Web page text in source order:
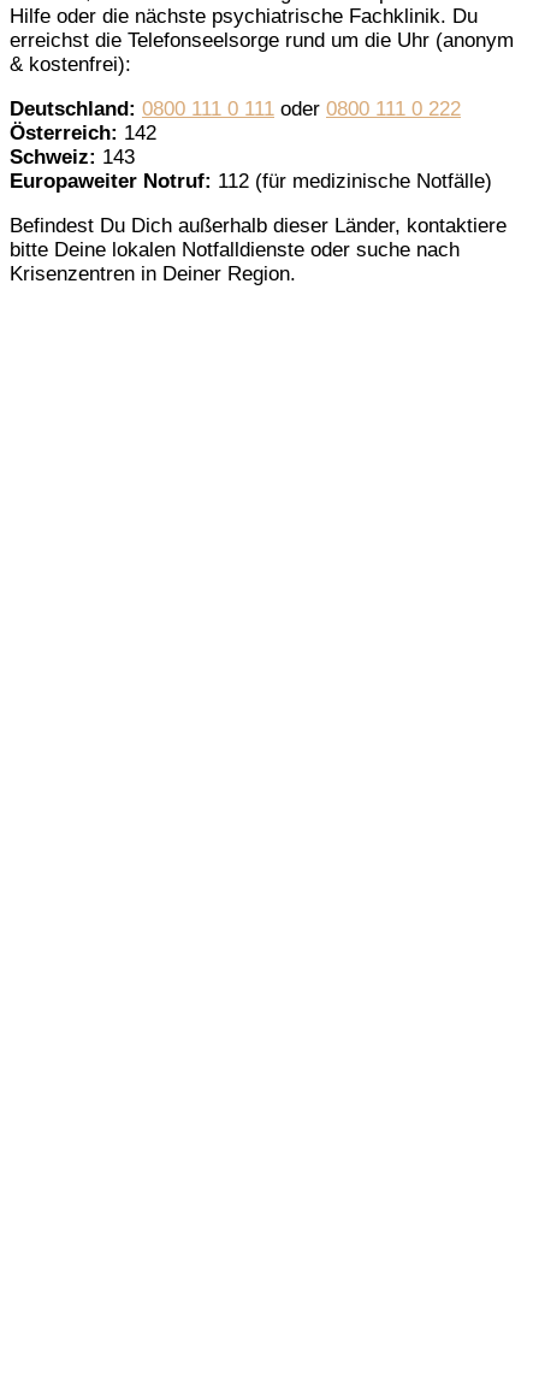
Hilfe oder die nächste psychiatrische Fachklinik. Du
erreichst die Telefonseelsorge rund um die Uhr (anonym
& kostenfrei):
Deutschland: 0800 111 0 111 oder 0800 111 0 222
Österreich: 142
Schweiz: 143
Europaweiter Notruf: 112 (für medizinische Notfälle)
Befindest Du Dich außerhalb dieser Länder, kontaktiere
bitte Deine lokalen Notfalldienste oder suche nach
Krisenzentren in Deiner Region.